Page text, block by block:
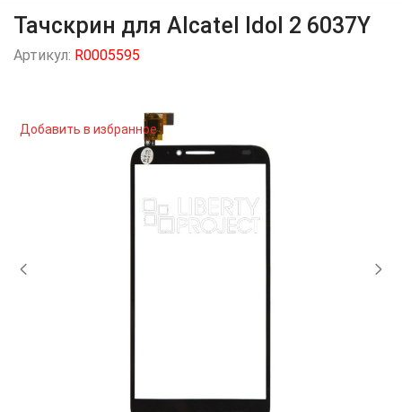
Тачскрин для Alcatel Idol 2 6037Y
Артикул: R0005595
Добавить в избранное